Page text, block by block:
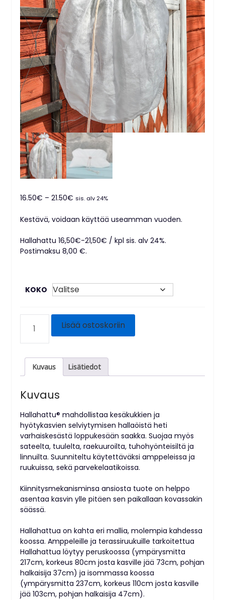
16.50€ – 21.50€Hintaluokka:
-
sis. alv 24%
Kestävä, voidaan käyttää useamman vuoden.
Hallahattu 16,50€-21,50€ / kpl sis. alv 24%.
Postimaksu 8,00 €.
KOKO
MÄÄRÄ
Lisää ostoskoriin
Kuvaus Lisätiedot
Kuvaus
Hallahattu® mahdollistaa kesäkukkien ja
hyötykasvien selviytymisen hallaöistä heti
varhaiskesästä loppukesään saakka. Suojaa myös
sateelta, tuulelta, raekuuroilta, tuhohyönteisiltä ja
linnuilta. Suunniteltu käytettäväksi amppeleissa ja
ruukuissa, sekä parvekelaatikoissa.
Kiinnitysmekanisminsa ansiosta tuote on helppo
asentaa kasvin ylle pitäen sen paikallaan kovassakin
säässä.
Hallahattua on kahta eri mallia, molempia kahdessa
koossa. Amppeleille ja terassiruukuille tarkoitettua
Hallahattua löytyy peruskoossa (ympärysmitta
217cm, korkeus 80cm josta kasville jää 73cm, pohjan
halkaisija 37cm) ja isommassa koossa
(ympärysmitta 237cm, korkeus 110cm josta kasville
jää 103cm, pohjan halkaisija 47cm).